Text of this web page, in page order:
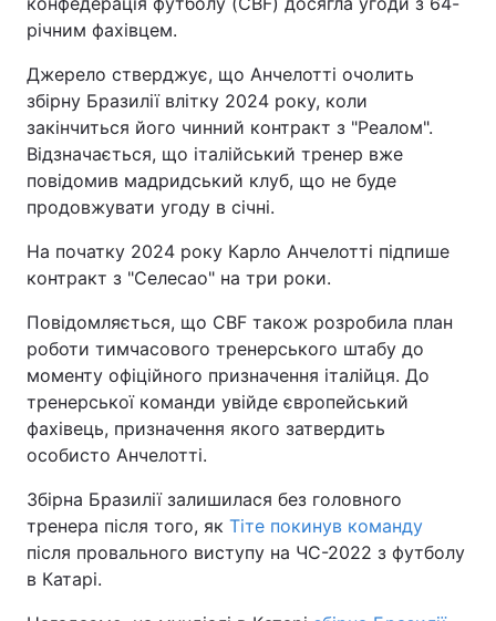
річним фахівцем.
Джерело стверджує, що Анчелотті очолить
збірну Бразилії влітку 2024 року, коли
закінчиться його чинний контракт з "Реалом".
Відзначається, що італійський тренер вже
повідомив мадридський клуб, що не буде
продовжувати угоду в січні.
На початку 2024 року Карло Анчелотті підпише
контракт з "Селесао" на три роки.
Повідомляється, що CBF також розробила план
роботи тимчасового тренерського штабу до
моменту офіційного призначення італійця. До
тренерської команди увійде європейський
фахівець, призначення якого затвердить
особисто Анчелотті.
Збірна Бразилії залишилася без головного
тренера після того, як Тіте покинув команду
після провального виступу на ЧС-2022 з футболу
в Катарі.